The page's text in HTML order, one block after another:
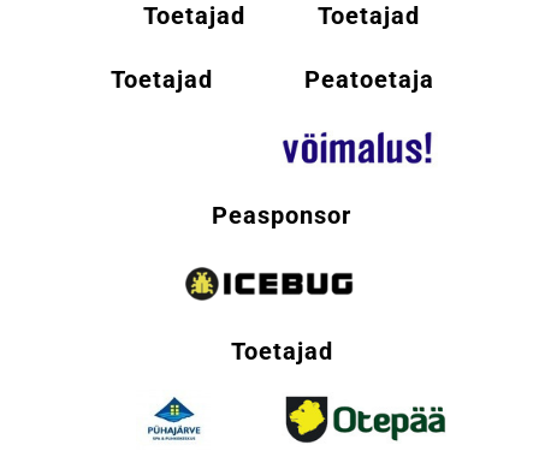
Toetajad Toetajad
Toetajad Peatoetaja
Peasponsor
Toetajad